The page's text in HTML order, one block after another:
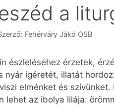
a
Fehérváry Jákó OSB
észleléséhez érzetek,
nyár ígéretét, illatát
elménket és
lehet az ibolya lilája: